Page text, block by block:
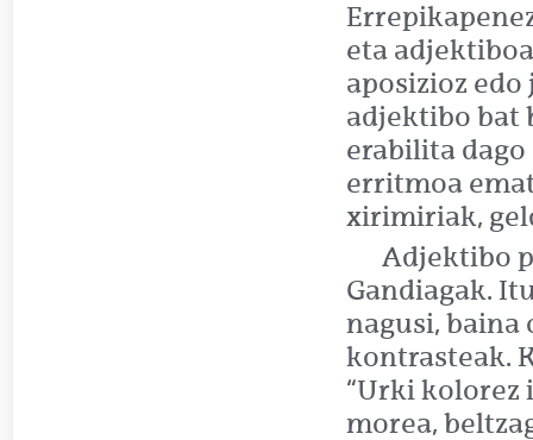
eta
aposizioz
adjektibo bat
erabilita
erritmoa
xirimiriak,
Adjektibo
Gandiagak.
nagusi, baina
kontrasteak.
“Urki kolorez
morea,